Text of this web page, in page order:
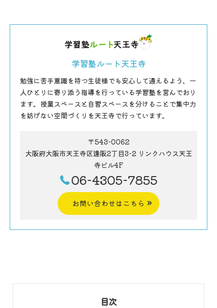
学習塾ルート天王寺
勉強に苦手意識を持つ生徒様でも安心して通えるよう、一
人ひとりに寄り添う指導を行っている学習塾を営んでおり
ます。授業スペースと自習スペースを分けることで集中力
を妨げない空間づくりを天王寺で行っています。
〒543-0062
大阪府大阪市天王寺区逢阪2丁目3-2 リンクハウス天王
寺ビル4F
06-4305-7855
お問い合わせはこちら
目次